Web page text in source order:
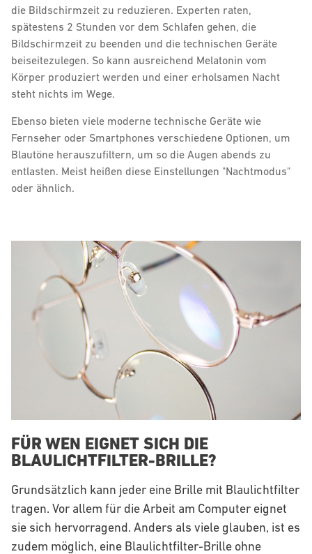
die Bildschirmzeit zu reduzieren. Experten raten,
spätestens 2 Stunden vor dem Schlafen gehen, die
Bildschirmzeit zu beenden und die technischen Geräte
beiseitezulegen. So kann ausreichend Melatonin vom
Körper produziert werden und einer erholsamen Nacht
steht nichts im Wege.
Ebenso bieten viele moderne technische Geräte wie
Fernseher oder Smartphones verschiedene Optionen, um
Blautöne herauszufiltern, um so die Augen abends zu
entlasten. Meist heißen diese Einstellungen "Nachtmodus"
oder ähnlich.
FÜR WEN EIGNET SICH DIE
BLAULICHTFILTER-BRILLE?
Grundsätzlich kann jeder eine Brille mit Blaulichtfilter
tragen. Vor allem für die Arbeit am Computer eignet
sie sich hervorragend. Anders als viele glauben, ist es
zudem möglich, eine Blaulichtfilter-Brille ohne